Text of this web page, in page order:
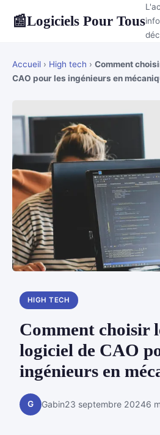
📰Logiciels Pour Tous
Accueil › High tech › Comment
CAO pour les ingénieurs en
HIGH TECH
Comment choisir
logiciel de CAO
ingénieurs en
G Gabin23 septembre 20246